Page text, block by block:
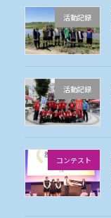
活動記録
活動記録
コンテスト